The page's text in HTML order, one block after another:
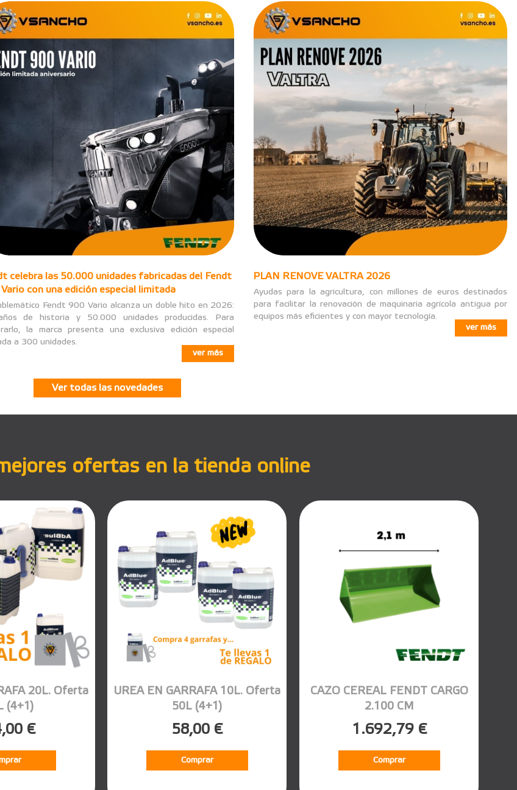
celebra las 50.000 unidades fabricadas del Fendt
con una edición especial limitada
Fendt 900 Vario alcanza un doble hito en 2026:
de historia y 50.000 unidades producidas. Para
la marca presenta una exclusiva edición especial
a 300 unidades.
ver más
PLAN RENOVE VALTRA 2026
Ayudas para la agricultura, con millones de euros destinados
para facilitar la renovación de maquinaria agrícola antigua por
equipos más eficientes y con mayor tecnología.
ver más
Ver todas las novedades
ofertas en la tienda online
20L. Oferta
(4+1)
€
UREA EN GARRAFA 10L. Oferta
50L (4+1)
58,00 €
Comprar
CAZO CEREAL FENDT CARGO
2.100 CM
1.692,79 €
Comprar